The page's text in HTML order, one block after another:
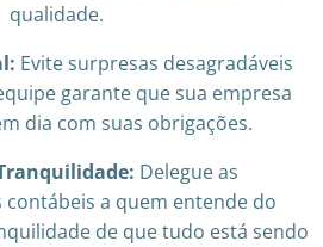
qualidade.
Evite surpresas desagradáveis
garante que sua empresa
dia com suas obrigações.
Delegue as
a quem entende do
de que tudo está sendo